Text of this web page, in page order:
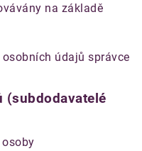
na základě
údajů správce
(subdodavatelé